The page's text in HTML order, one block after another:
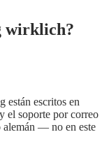
wirklich?
están escritos en
el soporte por correo
alemán — no en este